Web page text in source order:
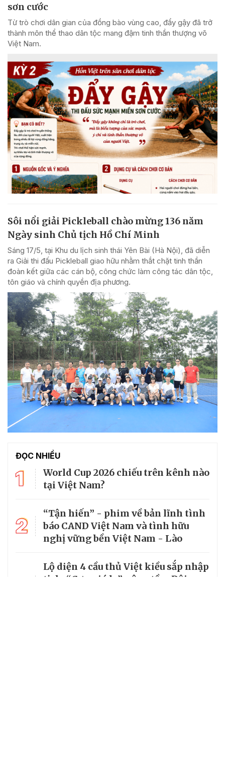
sơn cước
Từ trò chơi dân gian của đồng bào vùng cao, đẩy gậy đã trở
thành môn thể thao dân tộc mang đậm tinh thần thượng võ
Việt Nam.
Sôi nổi giải Pickleball chào mừng 136 năm
Ngày sinh Chủ tịch Hồ Chí Minh
Sáng 17/5, tại Khu du lịch sinh thái Yên Bài (Hà Nội), đã diễn
ra Giải thi đấu Pickleball giao hữu nhằm thắt chặt tinh thần
đoàn kết giữa các cán bộ, công chức làm công tác dân tộc,
tôn giáo và chính quyền địa phương.
ĐỌC NHIỀU
1
World Cup 2026 chiếu trên kênh nào
tại Việt Nam?
2
“Tận hiến” - phim về bản lĩnh tình
báo CAND Việt Nam và tình hữu
nghị vững bền Việt Nam - Lào
Lộ diện 4 cầu thủ Việt kiều sắp nhập
tịch: “Cơn gió lạ” nâng tầm Đội